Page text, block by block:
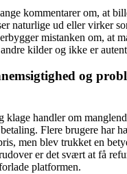
kommentarer om, at
naturlige ud eller virker
mistanken om, at
kilder og ikke er
og
klage handler om
Flere brugere har
men blev trukket en
er det svært at få
platformen.